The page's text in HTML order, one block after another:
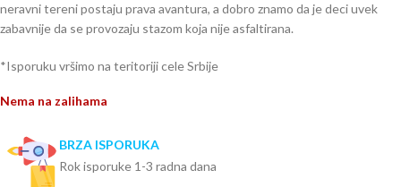
neravni tereni postaju prava avantura, a dobro znamo da je deci uvek
zabavnije da se provozaju stazom koja nije asfaltirana.
*Isporuku vršimo na teritoriji cele Srbije
Nema na zalihama
BRZA ISPORUKA
Rok isporuke 1-3 radna dana